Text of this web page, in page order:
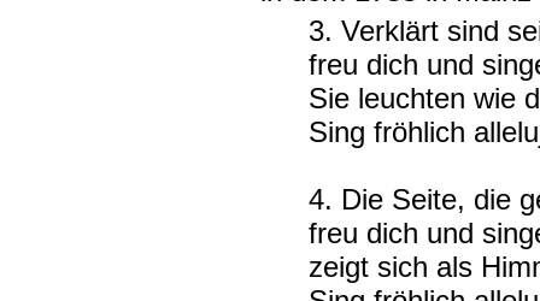
3. Verklärt sind
freu dich und
Sie leuchten wie
Sing fröhlich
4. Die Seite, die
freu dich und
zeigt sich als